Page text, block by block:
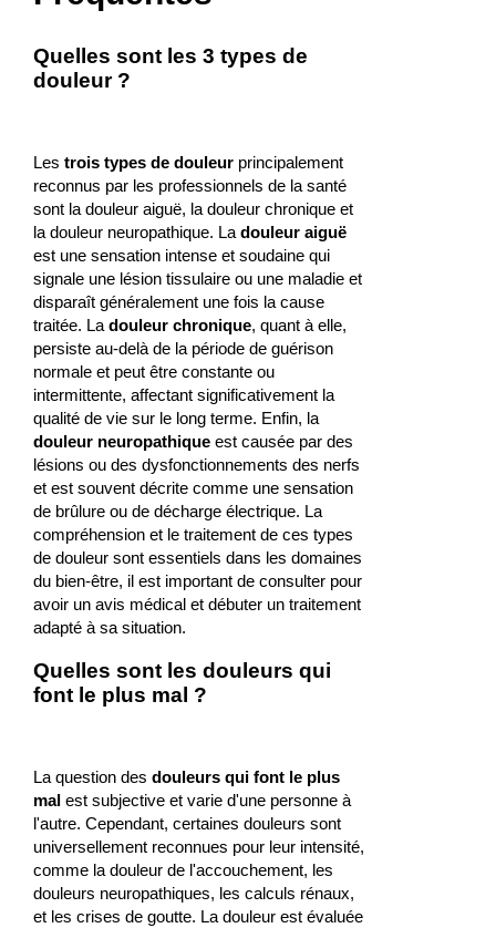
Quelles sont les 3 types de
douleur ?
Les trois types de douleurprincipalement
reconnus par les professionnels de la santé
sont la douleur aiguë, la douleur chronique et
la douleur neuropathique. La douleur aiguë
est une sensation intense et soudaine qui
signale une lésion tissulaire ou une maladie et
disparaît généralement une fois la cause
traitée. La douleur chronique, quant à elle,
persiste au-delà de la période de guérison
normale et peut être constante ou
intermittente, affectant significativement la
qualité de vie sur le long terme. Enfin, la
douleur neuropathiqueest causée par des
lésions ou des dysfonctionnements des nerfs
et est souvent décrite comme une sensation
de brûlure ou de décharge électrique. La
compréhension et le traitement de ces types
de douleur sont essentiels dans les domaines
du bien-être, il est important de consulter pour
avoir un avis médical et débuter un traitement
adapté à sa situation.
Quelles sont les douleurs qui
font le plus mal ?
La question des douleurs qui font le plus
malest subjective et varie d'une personne à
l'autre. Cependant, certaines douleurs sont
universellement reconnues pour leur intensité,
comme la douleur de l'accouchement, les
douleurs neuropathiques, les calculs rénaux,
et les crises de goutte. La douleur est évaluée